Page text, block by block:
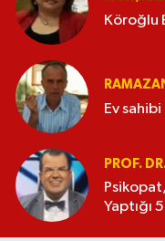
Köroğlu
Ev sahibi
PROF.
Yaptığı